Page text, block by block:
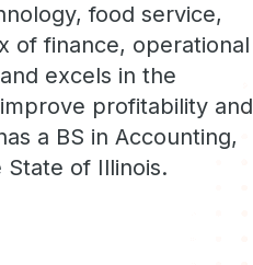
food service,
of finance, operational
excels in the
profitability and
a BS in Accounting,
State of Illinois.